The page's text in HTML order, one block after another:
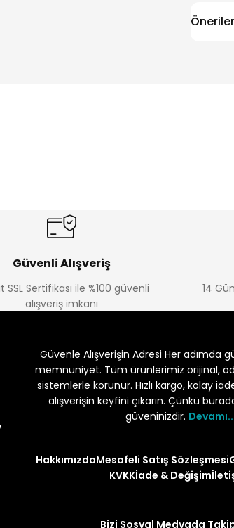
Güvenli Alışveriş
SSL Sertifikası ile %100 güvenli
alışveriş imkanı
14
Güvenle Alışverişin Adresi Her adımda
memnuniyet. Tüm ürünlerimiz orijinal,
sistemlerle korunur. Hızlı kargo, kolay
alışverişin keyfini çıkarın. Çünkü
güveninizdir. Devamı..
HakkımızdaMesafeli Satış Sözleşmesi
KVKKİade & Değişim
Bizi Sosyal Medyada